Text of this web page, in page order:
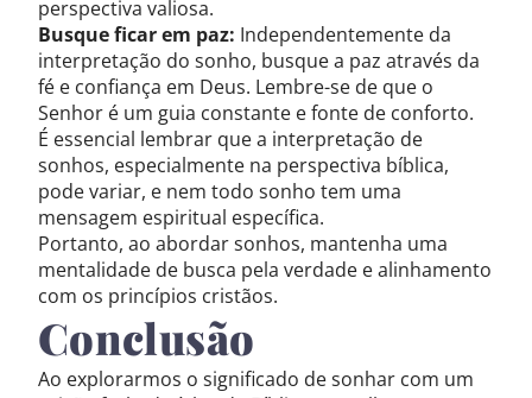
perspectiva valiosa.
Busque ficar em paz: Independentemente da
interpretação do sonho, busque a paz através da
fé e confiança em Deus. Lembre-se de que o
Senhor é um guia constante e fonte de conforto.
É essencial lembrar que a interpretação de
sonhos, especialmente na perspectiva bíblica,
pode variar, e nem todo sonho tem uma
mensagem espiritual específica.
Portanto, ao abordar sonhos, mantenha uma
mentalidade de busca pela verdade e alinhamento
com os princípios cristãos.
Conclusão
Ao explorarmos o significado de sonhar com um